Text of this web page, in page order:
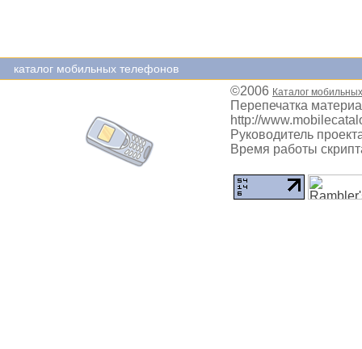
каталог мобильных телефонов
©2006 Каталог
Перепечатка
http://
Руководитель
Время работы